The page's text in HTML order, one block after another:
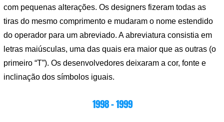
com pequenas alterações. Os designers fizeram todas as
tiras do mesmo comprimento e mudaram o nome estendido
do operador para um abreviado. A abreviatura consistia em
letras maiúsculas, uma das quais era maior que as outras (o
primeiro “T”). Os desenvolvedores deixaram a cor, fonte e
inclinação dos símbolos iguais.
1998 – 1999